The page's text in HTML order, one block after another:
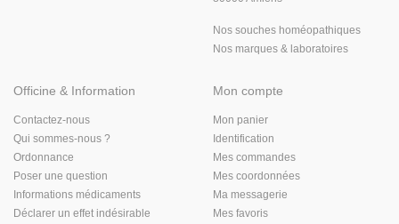
Nos souches homéopathiques
Nos marques & laboratoires
Officine & Information
Contactez-nous
Qui sommes-nous ?
Ordonnance
Poser une question
Informations médicaments
Déclarer un effet indésirable
Mon compte
Mon panier
Identification
Mes commandes
Mes coordonnées
Ma messagerie
Mes favoris